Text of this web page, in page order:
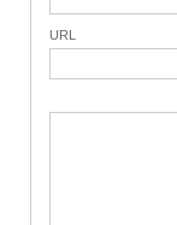
URL